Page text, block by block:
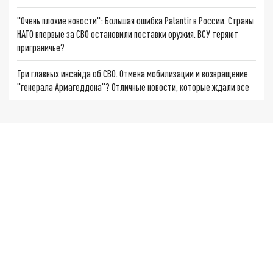
"Очень плохие новости": Большая ошибка Palantir в России. Страны
НАТО впервые за СВО остановили поставки оружия. ВСУ теряют
приграничье?
Три главных инсайда об СВО. Отмена мобилизации и возвращение
"генерала Армагеддона"? Отличные новости, которые ждали все